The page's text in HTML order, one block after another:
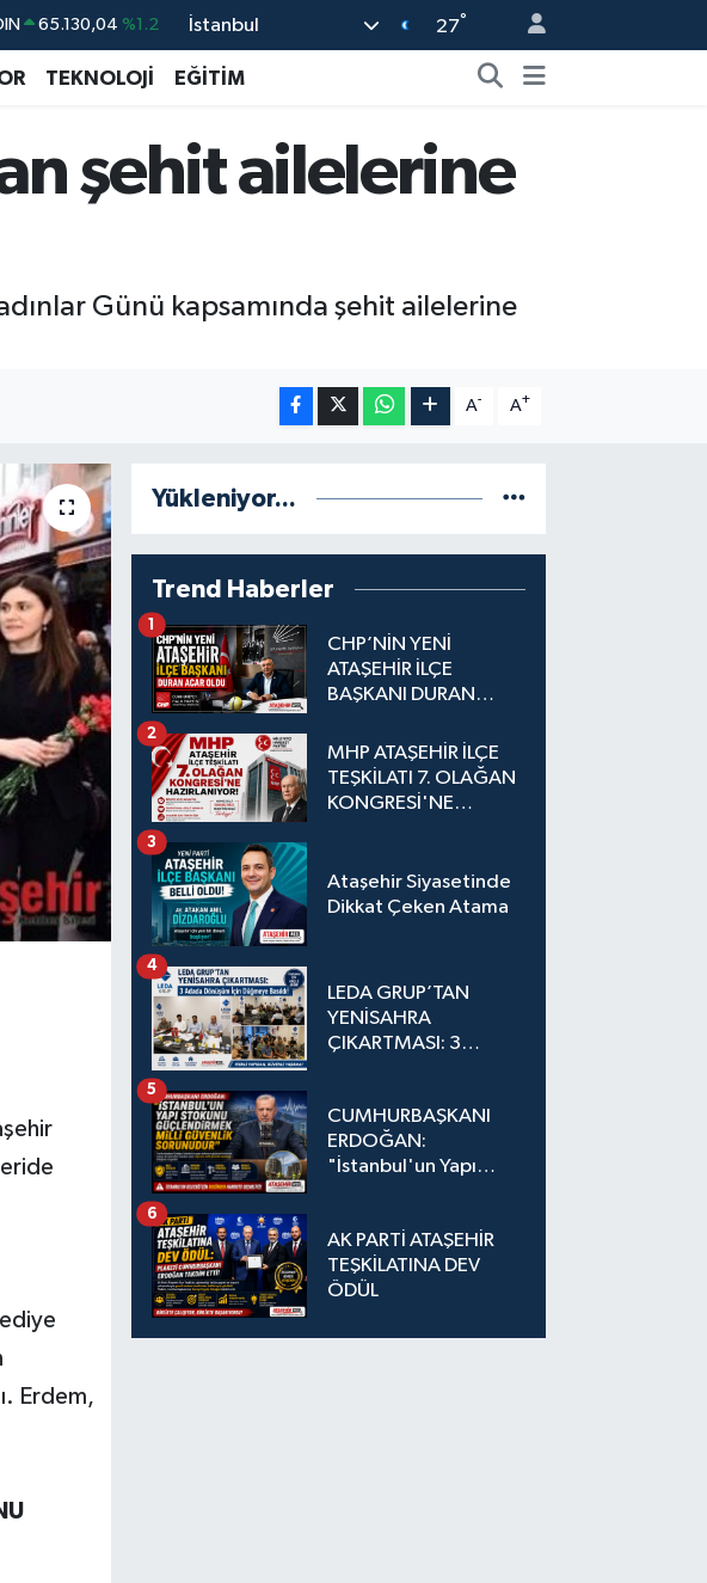
65.130,04 %1.2
47,7106 %0.17
6648.99 %2.59
İstanbul 27°
TEKNOLOJİ EĞİTİM
şehit ailelerine
Günü kapsamında şehit ailelerine
A- A+
Erdem,
Yükleniyor...
Trend Haberler
CHP’NİN YENİ
ATAŞEHİR İLÇE
BAŞKANI DURAN
1
MHP ATAŞEHİR İLÇE
TEŞKİLATI 7. OLAĞAN
KONGRESİ'NE
2
Ataşehir Siyasetinde
Dikkat Çeken Atama
3
LEDA GRUP’TAN
YENİSAHRA
ÇIKARTMASI: 3
4
CUMHURBAŞKANI
ERDOĞAN:
"İstanbul'un Yapı
Güvenlik Sorunudur"
5
AK PARTİ ATAŞEHİR
TEŞKİLATINA DEV
ÖDÜL
6